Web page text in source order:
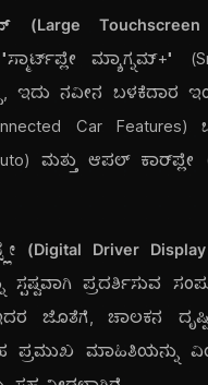
Touchscreen
ಮ್ಯಾಗ್ನಮ್+"
ಇದು ನವೀನ ಬಳಕೆದಾರ
Car
ಮತ್ತು ಆಪಲ್ ಕಾರ್‌ಪ್ಲೇ
(Digital Driver
ಪ್ರದರ್ಶಿಸುವ
ಜೊತೆಗೆ, ಚಾಲಕನ
ಪ್ರಮುಖ ಮಾಹಿತಿಯನ್ನು